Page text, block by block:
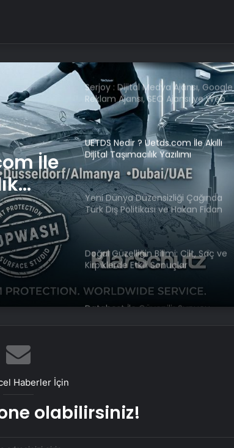
İle
Serjoy : Dijital Medya Ajansı, Google
Reklam Ajansı, SEO Ajansı ve Web
Tasarım Ajansı
UETDS Nedir ? Uetds.com İle Akıllı
Dijital Taşımacılık Yazılımı
Yeni Dünya Düzensizliği Çağında
Türk Dış Politikası ve Hakan Fidan
Faktörü
Doğal Güzelliğin Bilimi: Cilt, Saç ve
Kirpiklerde Etkili Sonuçlar
Datahost İle Güvenilir Sunucu
Resmi Gazete’de bugün (5 Mayıs
Haberler İçin
olabilirsiniz!